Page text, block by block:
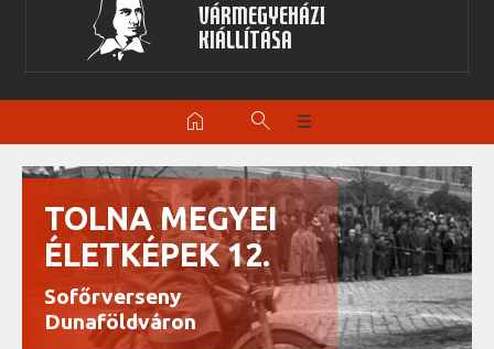
Vármegyeházi
kiállítása
home search ☰
TOLNA MEGYEI
ÉLETKÉPEK 12.
Sofőrverseny
Dunaföldváron